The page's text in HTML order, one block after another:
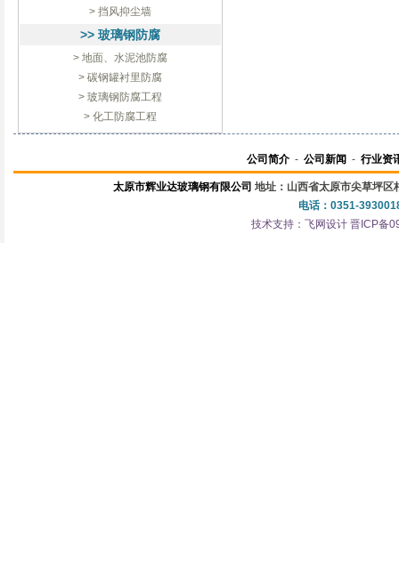
> 挡风抑尘墙
>> 玻璃钢防腐
> 地面、水泥池防腐
> 碳钢罐衬里防腐
> 玻璃钢防腐工程
> 化工防腐工程
公司简介 - 公司新闻 - 行业资
太原市辉业达玻璃钢有限公司 地址：山西省太原市尖草坪区
电话：0351-
技术支持： 飞网设计 晋ICP备